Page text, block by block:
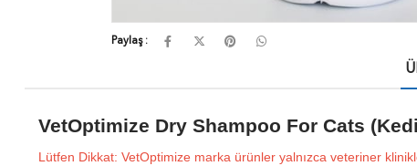
Paylaş :
VetOptimize Dry Shampoo For Cats
Lütfen Dikkat: VetOptimize marka ürünler yalnızca veteriner